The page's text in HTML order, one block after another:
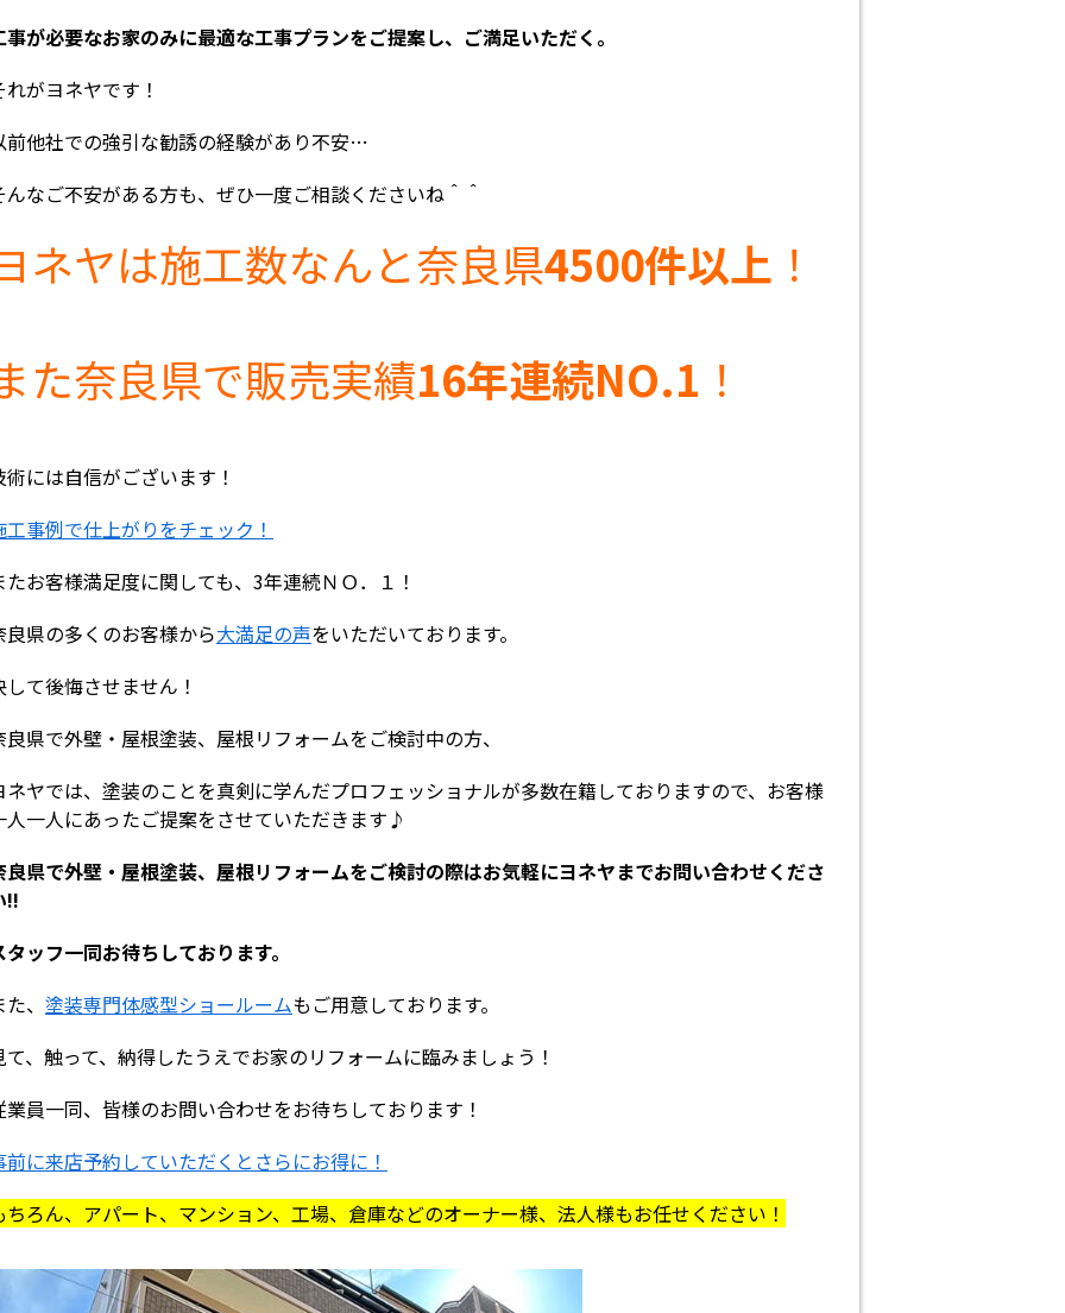
事が必要なお家のみに最適な工事プランをご提案し、ご満足いただく。
れがヨネヤです！
前他社での強引な勧誘の経験があり不安…
んなご不安がある方も、ぜひ一度ご相談くださいね＾＾
ネヤは施工数なんと奈良県4500件以上 ！
た奈良県で販売実績16年連続NO.1 ！
術には自信がございます！
工事例で仕上がりをチェック！
たお客様満足度に関しても、3年連続ＮＯ．１！
良県の多くのお客様から大満足の声をいただいております。
して後悔させません！
良県で外壁・屋根塗装、屋根リフォームをご検討中の方、
ネヤでは、塗装のことを真剣に学んだプロフェッショナルが多数在籍しておりますので、お客様
人一人にあったご提案をさせていただきます♪
良県で外壁・屋根塗装、屋根リフォームをご検討の際はお気軽にヨネヤまでお問い合わせくださ
!!
タッフ一同お待ちしております。
、 塗装専門体感型ショールームもご用意しております。
て、触って、納得したうえでお家のリフォームに臨みましょう！
業員一同、皆様のお問い合わせをお待ちしております！
前に来店予約していただくとさらにお得に！
ちろん、アパート、マンション、工場、倉庫などのオーナー様、法人様もお任せください！